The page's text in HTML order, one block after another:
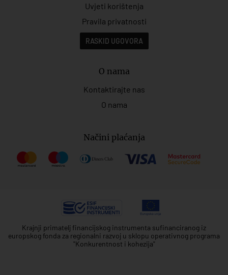
Uvjeti korištenja
Pravila privatnosti
RASKID UGOVORA
O nama
Kontaktirajte nas
O nama
Načini plaćanja
Krajnji primatelj financijskog instrumenta sufinanciranog iz
europskog fonda za regionalni razvoj u sklopu operativnog programa
"Konkurentnost i kohezija"